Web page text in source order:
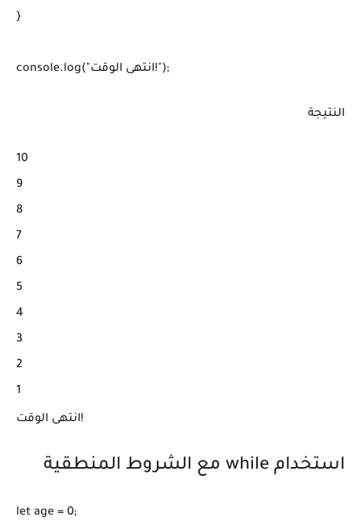
}
النتيجة
10
9
8
7
6
5
4
3
2
1
انتهى الوقت!
استخدام while مع الشروط المنطقية
let age = 0;